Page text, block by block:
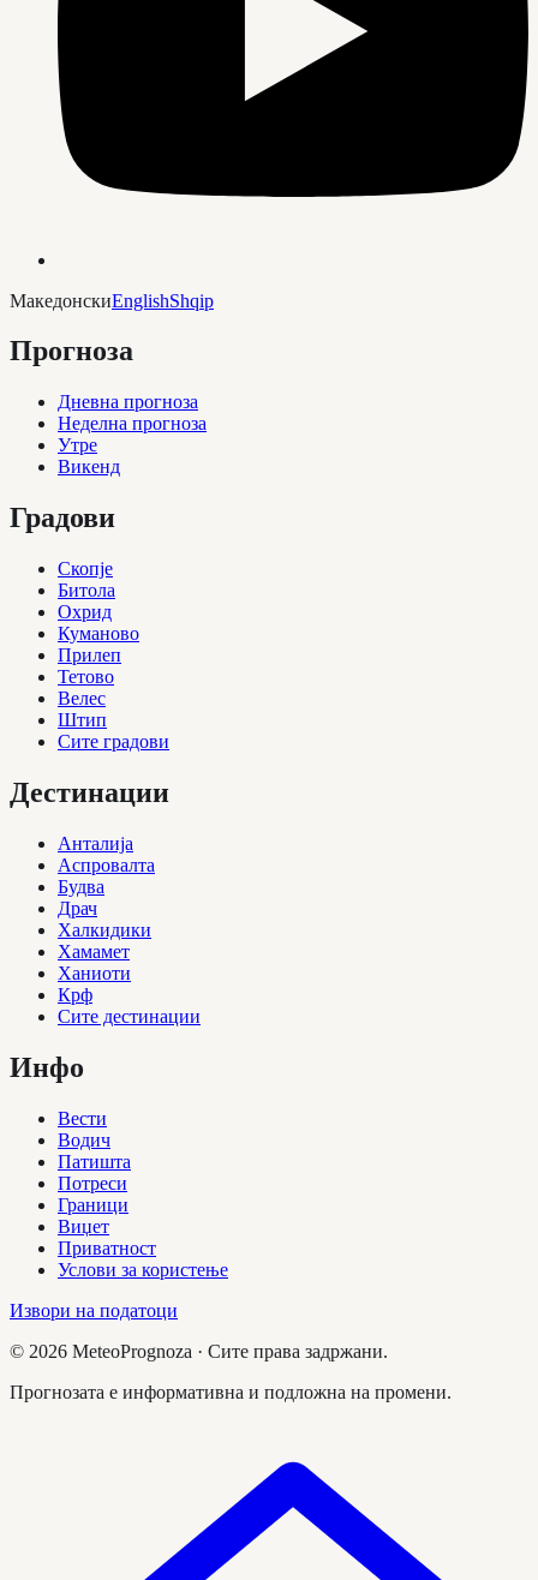
МакедонскиEnglishShqip
Прогноза
Дневна прогноза
Неделна прогноза
Утре
Викенд
Градови
Скопје
Битола
Охрид
Куманово
Прилеп
Тетово
Велес
Штип
Сите градови
Дестинации
Анталија
Аспровалта
Будва
Драч
Халкидики
Хамамет
Ханиоти
Крф
Сите дестинации
Инфо
Вести
Водич
Патишта
Потреси
Граници
Виџет
Приватност
Услови за користење
Извори на податоци
© 2026 MeteoPrognoza · Сите права задржани.
Прогнозата е информативна и подложна на промени.